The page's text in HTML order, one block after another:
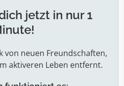
jetzt in nur 1
von neuen Freundschaften,
aktiveren Leben entfernt.